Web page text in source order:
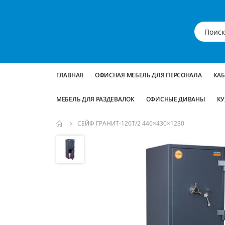
ГЛАВНАЯ ОФИСНАЯ МЕБЕЛЬ ДЛЯ ПЕРСОНАЛА
МЕБЕЛЬ ДЛЯ РАЗДЕВАЛОК ОФИСНЫЕ ДИВАНЫ
СЕЙФ ГРАНИТ-120T/2 440×430×1230
Пропустить
перейти